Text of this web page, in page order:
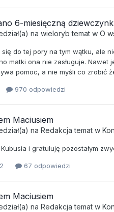
6-miesięczną
na wieloryb temat w O
się do tej pory na tym wątku, ale
matki ona nie zasługuje.
pomoc, a nie myśli co zrobić
970 odpowiedzi
Maciusiem
na Redakcja temat w
i gratuluję pozostałym
67 odpowiedzi
Maciusiem
na Redakcja temat w